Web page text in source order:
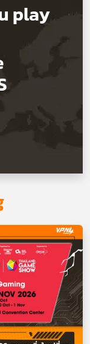
play